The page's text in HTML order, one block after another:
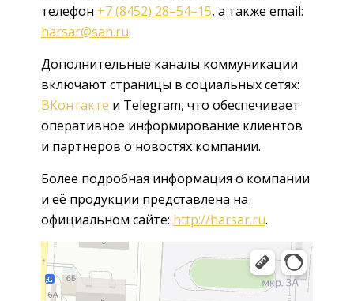
телефон +7 (8452) 28–54–15, а также email:
harsar@san.ru.
Дополнительные каналы коммуникации
включают страницы в социальных сетях:
ВКонтакте и Telegram, что обеспечивает
оперативное информирование клиентов
и партнеров о новостях компании.
Более подробная информация о компании
и её продукции представлена на
официальном сайте: http://harsar.ru.